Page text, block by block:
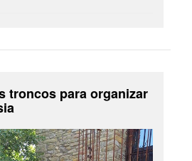
troncos para organizar